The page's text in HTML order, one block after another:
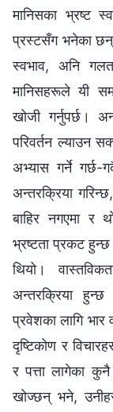
मानिसका भ्रष्ट
प्रस्टसँग भनेका
स्वभाव, अनि
मानिसहरूले यी
खोजी गर्नुपर्छ।
परिवर्तन ल्याउन
अभ्यास गर्ने गर्छ-
अन्तरक्रिया
बाहिर नगएमा र
भ्रष्टता प्रकट
थियो।
अन्तरक्रिया
प्रवेशका लागि
दृष्टिकोण र
र पत्ता लागेका कुनै
खोज्छन् भने,